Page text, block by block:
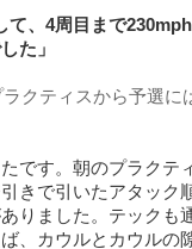
て、4周目まで
た」
クティスから予選に
です。朝のプラクテ
きで引いたアタック
りました。テックも
、カウルとカウルの